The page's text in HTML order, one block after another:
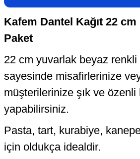
Kafem Dantel Kağıt 22 cm
Paket
22 cm yuvarlak beyaz renkli
sayesinde misafirlerinize
müşterilerinize şık ve özenli
yapabilirsiniz.
Pasta, tart, kurabiye,
için oldukça idealdir.